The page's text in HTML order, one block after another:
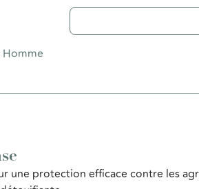
Homme
une protection efficace contre les